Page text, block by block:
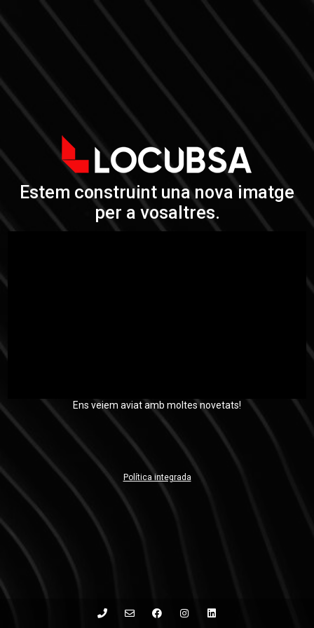
Estem construint una nova imatge
per a vosaltres.
Ens veiem aviat amb moltes novetats!
Política integrada